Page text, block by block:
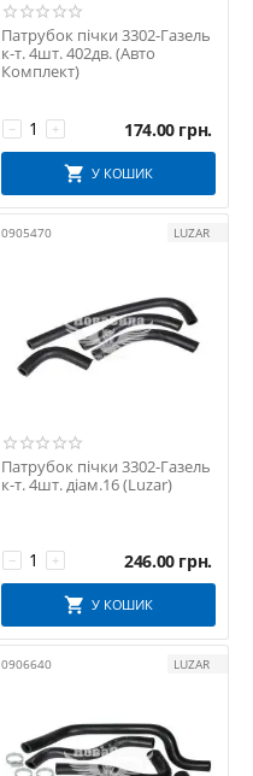
Патрубок пічки 3302-Газель
к-т. 4шт. 402дв. (Авто
Комплект)
+
− 174.00 грн.
У КОШИК
0905470 LUZAR
Патрубок пічки 3302-Газель
к-т. 4шт. діам.16 (Luzar)
+
− 246.00 грн.
У КОШИК
0906640 LUZAR